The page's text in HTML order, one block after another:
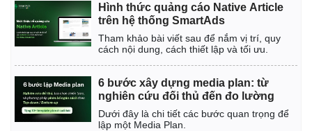
Hình thức quảng cáo Native Article
trên hệ thống SmartAds
Tham khảo bài viết sau để nắm vị trí, quy
cách nội dung, cách thiết lập và tối ưu.
6 bước xây dựng media plan: từ
nghiên cứu đối thủ đến đo lường
Dưới đây là chi tiết các bước quan trọng để
lập một Media Plan.